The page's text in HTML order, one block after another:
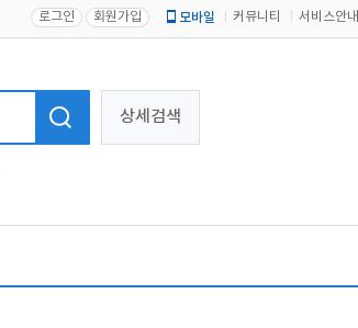
로그인 회원가입 모바일 커뮤니티 서비스안내
상세검색